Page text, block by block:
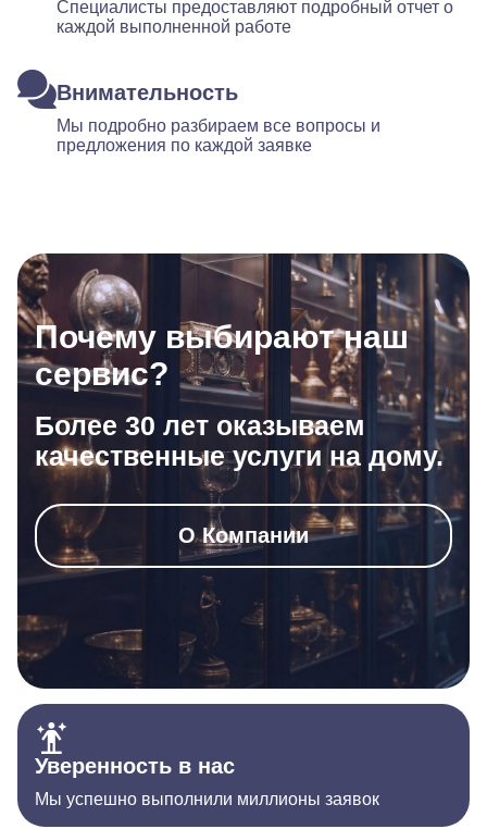
Специалисты предоставляют подробный отчет о
каждой выполненной работе
Внимательность
Мы подробно разбираем все вопросы и
предложения по каждой заявке
Почему выбирают наш
сервис?
Более 30 лет оказываем
качественные услуги на дому.
О Компании
Уверенность в нас
Мы успешно выполнили миллионы заявок